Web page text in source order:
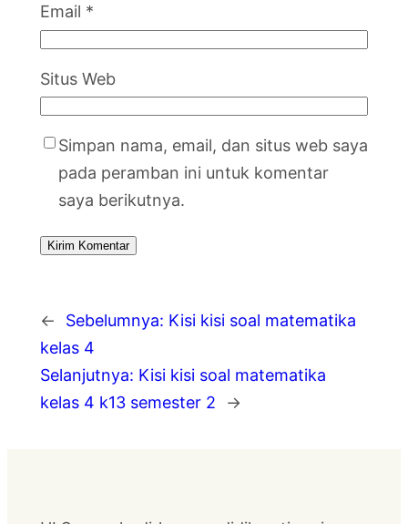
Email *
Situs Web
Simpan nama, email, dan situs web saya
pada peramban ini untuk komentar
saya berikutnya.
← Sebelumnya: Kisi kisi soal matematika
kelas 4
Selanjutnya: Kisi kisi soal matematika
kelas 4 k13 semester 2
→